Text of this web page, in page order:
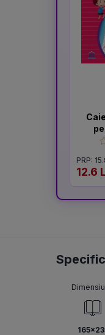
PRP:
12.6